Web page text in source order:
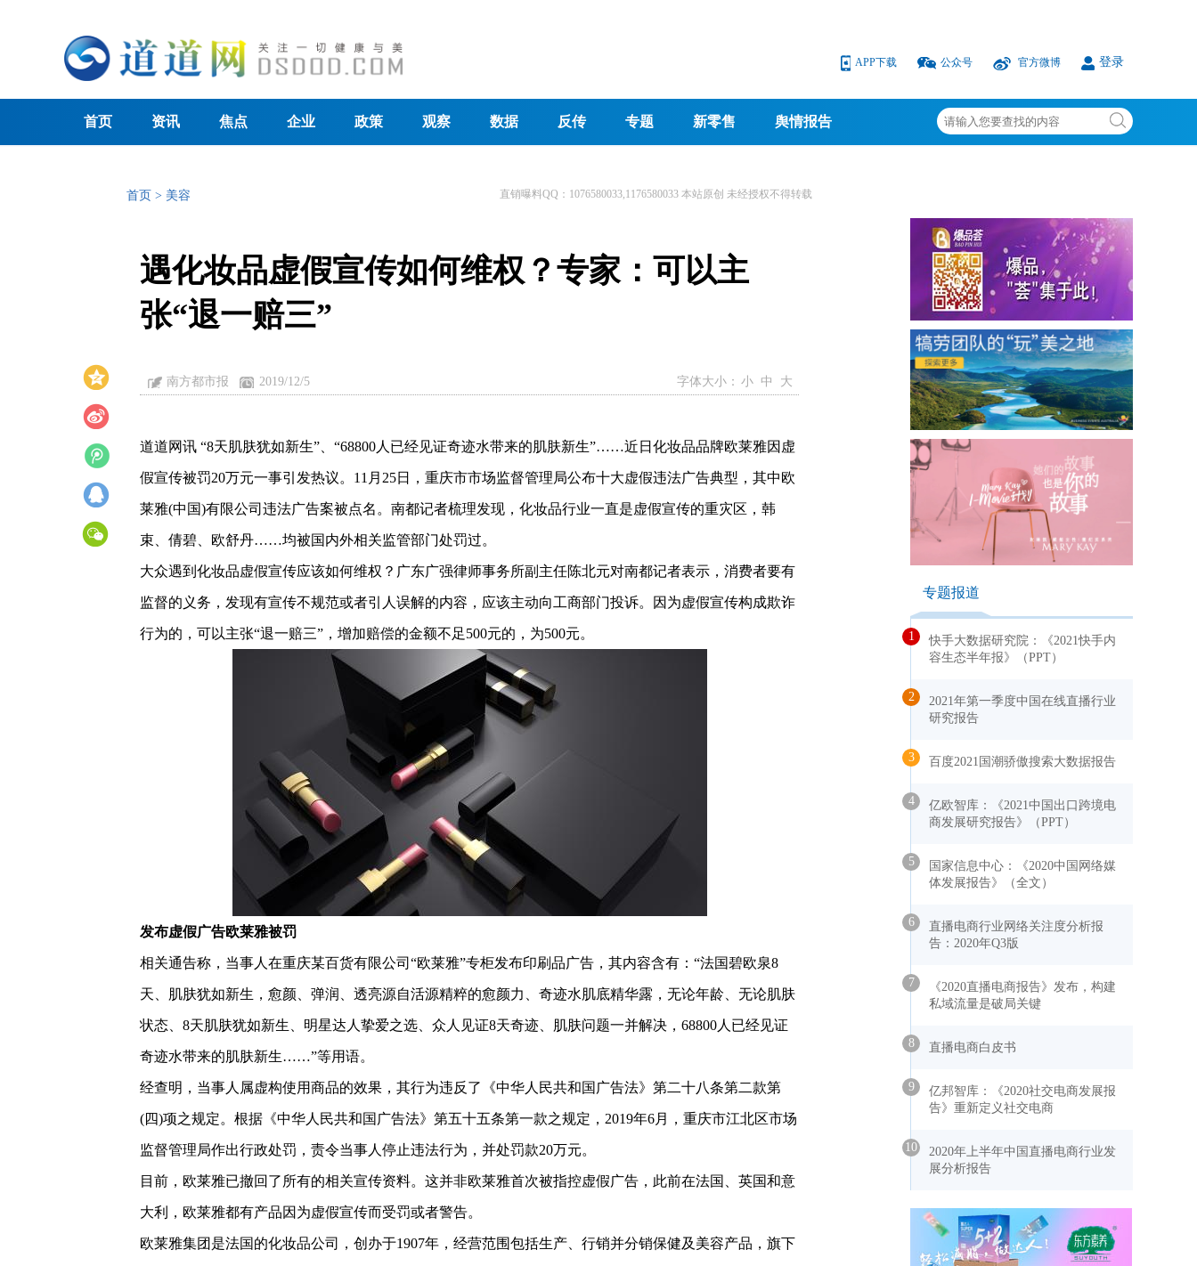
APP下载 公众号 官方微博 登录
首页 资讯 焦点 企业 政策 观察 数据 反传 专题 新零售 舆情报告
首页 > 美容 直销曝料QQ：1076580033,1176580033 本站原创 未经授权不得转载
遇化妆品虚假宣传如何维权？专家：可以主
张“退一赔三”
南方都市报 2019/12/5 字体大小： 小 中 大
道道网讯 “8天肌肤犹如新生”、“68800人已经见证奇迹水带来的肌肤新生”……近日化妆品品牌欧莱雅因虚
假宣传被罚20万元一事引发热议。11月25日，重庆市市场监督管理局公布十大虚假违法广告典型，其中欧
莱雅(中国)有限公司违法广告案被点名。南都记者梳理发现，化妆品行业一直是虚假宣传的重灾区，韩
束、倩碧、欧舒丹……均被国内外相关监管部门处罚过。
大众遇到化妆品虚假宣传应该如何维权？广东广强律师事务所副主任陈北元对南都记者表示，消费者要有
监督的义务，发现有宣传不规范或者引人误解的内容，应该主动向工商部门投诉。因为虚假宣传构成欺诈
行为的，可以主张“退一赔三”，增加赔偿的金额不足500元的，为500元。
发布虚假广告欧莱雅被罚
相关通告称，当事人在重庆某百货有限公司“欧莱雅”专柜发布印刷品广告，其内容含有：“法国碧欧泉8
天、肌肤犹如新生，愈颜、弹润、透亮源自活源精粹的愈颜力、奇迹水肌底精华露，无论年龄、无论肌肤
状态、8天肌肤犹如新生、明星达人挚爱之选、众人见证8天奇迹、肌肤问题一并解决，68800人已经见证
奇迹水带来的肌肤新生……”等用语。
经查明，当事人属虚构使用商品的效果，其行为违反了《中华人民共和国广告法》第二十八条第二款第
(四)项之规定。根据《中华人民共和国广告法》第五十五条第一款之规定，2019年6月，重庆市江北区市场
监督管理局作出行政处罚，责令当事人停止违法行为，并处罚款20万元。
目前，欧莱雅已撤回了所有的相关宣传资料。这并非欧莱雅首次被指控虚假广告，此前在法国、英国和意
大利，欧莱雅都有产品因为虚假宣传而受罚或者警告。
欧莱雅集团是法国的化妆品公司，创办于1907年，经营范围包括生产、行销并分销保健及美容产品，旗下
专题报道
1
快手大数据研究院：《2021快手内
容生态半年报》（PPT）
2
2021年第一季度中国在线直播行业
研究报告
3 百度2021国潮骄傲搜索大数据报告
4
亿欧智库：《2021中国出口跨境电
商发展研究报告》（PPT）
5
国家信息中心：《2020中国网络媒
体发展报告》（全文）
6
直播电商行业网络关注度分析报
告：2020年Q3版
7
《2020直播电商报告》发布，构建
私域流量是破局关键
8 直播电商白皮书
9
亿邦智库：《2020社交电商发展报
告》重新定义社交电商
10
2020年上半年中国直播电商行业发
展分析报告